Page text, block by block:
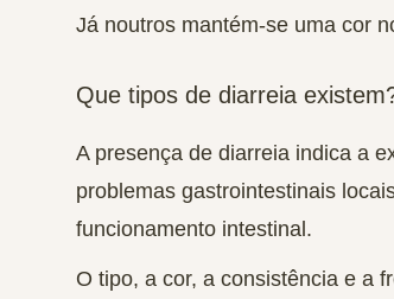
Já noutros mantém-se uma cor
Que tipos de diarreia
A presença de diarreia indica a
problemas gastrointestinais
funcionamento intestinal.
O tipo, a cor, a consistência e a